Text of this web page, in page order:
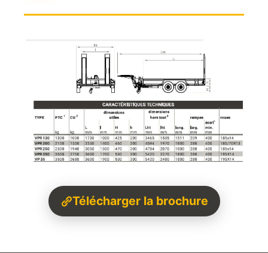
Télécharger la brochure